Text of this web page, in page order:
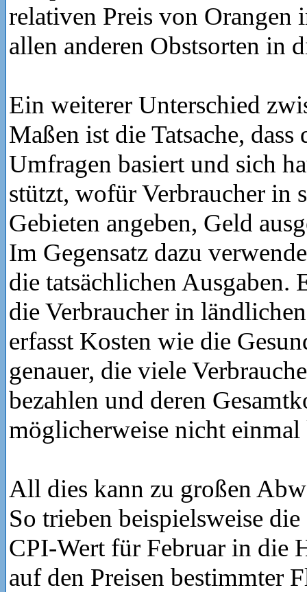
relativen Preis von Orangen
allen anderen Obstsorten in
Ein weiterer Unterschied
Maßen ist die Tatsache, dass
Umfragen basiert und sich
stützt, wofür Verbraucher in
Gebieten angeben, Geld
Im Gegensatz dazu
die tatsächlichen Ausgaben.
die Verbraucher in
erfasst Kosten wie die
genauer, die viele
bezahlen und deren
möglicherweise nicht einmal
All dies kann zu großen
So trieben beispielsweise
CPI-Wert für Februar in die
auf den Preisen bestimmter